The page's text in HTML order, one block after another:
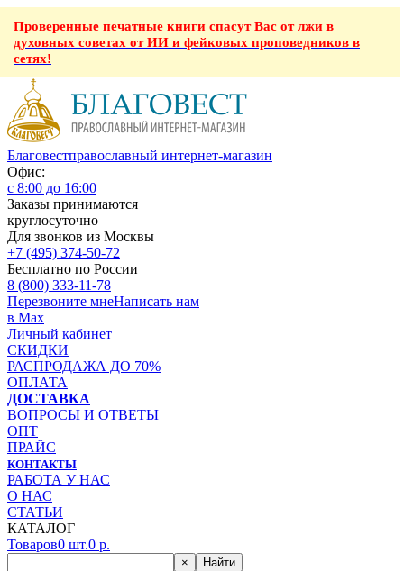
Проверенные печатные книги спасут Вас от лжи в
духовных советах от ИИ и фейковых проповедников в
сетях!
Благовестправославный интернет-магазин
Офис:
с 8:00 до 16:00
Заказы принимаются
круглосуточно
Для звонков из Москвы
+7 (495) 374-50-72
Бесплатно по России
8 (800) 333-11-78
Перезвоните мнеНаписать нам
в Max
Личный кабинет
СКИДКИ
РАСПРОДАЖА ДО 70%
ОПЛАТА
ДОСТАВКА
ВОПРОСЫ И ОТВЕТЫ
ОПТ
ПРАЙС
КОНТАКТЫ
РАБОТА У НАС
О НАС
СТАТЬИ
КАТАЛОГ
Товаров0 шт.0 р.
× Найти